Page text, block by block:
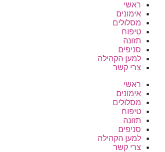
ראשי
אימונים
מסלולים
טיפוח
תזונה
סניפים
למען הקהילה
צרי קשר
ראשי
אימונים
מסלולים
טיפוח
תזונה
סניפים
למען הקהילה
צרי קשר